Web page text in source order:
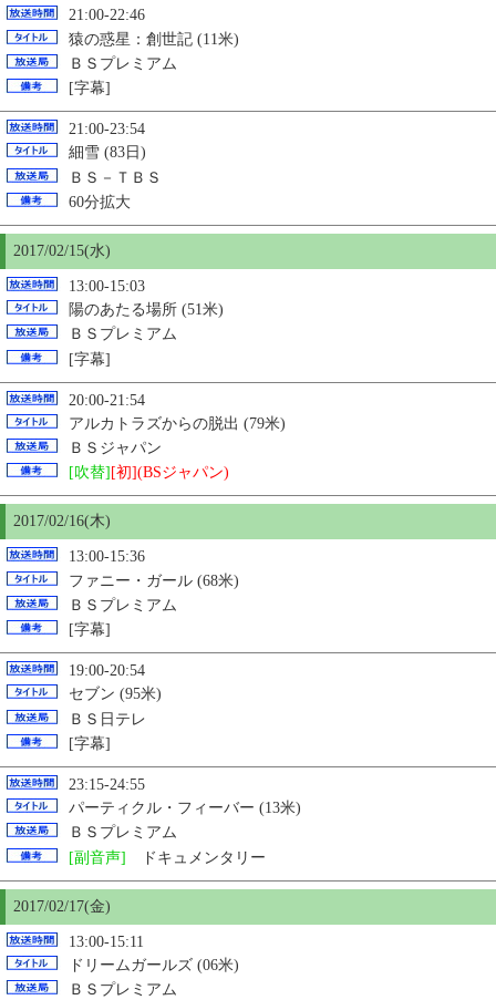
21:00-22:46
猿の惑星：創世記 (11米)
ＢＳプレミアム
[字幕]
21:00-23:54
細雪 (83日)
ＢＳ－ＴＢＳ
60分拡大
2017/02/15(水)
13:00-15:03
陽のあたる場所 (51米)
ＢＳプレミアム
[字幕]
20:00-21:54
アルカトラズからの脱出 (79米)
ＢＳジャパン
[吹替] [初](BSジャパン)
2017/02/16(木)
13:00-15:36
ファニー・ガール (68米)
ＢＳプレミアム
[字幕]
19:00-20:54
セブン (95米)
ＢＳ日テレ
[字幕]
23:15-24:55
パーティクル・フィーバー (13米)
ＢＳプレミアム
[副音声] ドキュメンタリー
2017/02/17(金)
13:00-15:11
ドリームガールズ (06米)
ＢＳプレミアム